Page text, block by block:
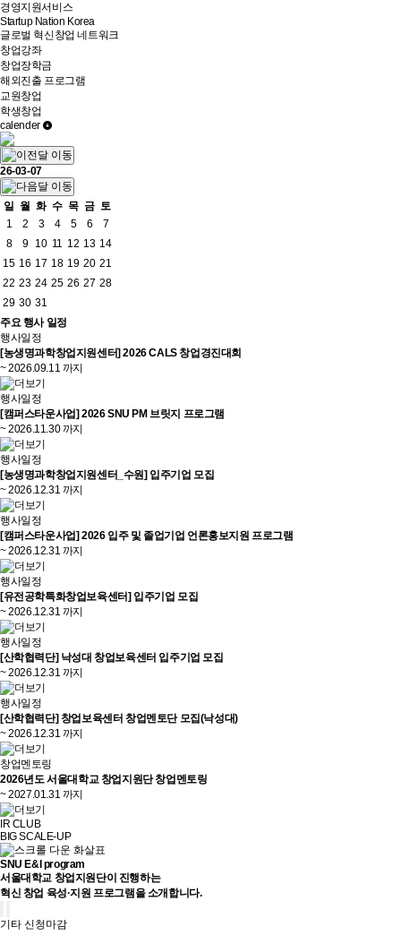
경영지원서비스
Startup Nation Korea
글로벌 혁신창업 네트워크
창업강좌
창업장학금
해외진출 프로그램
교원창업
학생창업
calender
26-03-07
일 월 화 수 목 금 토
1
2 3 4 5 6
7
8
9 10 11 12 13 14
15 16 17 18 19 20 21
22 23 24 25 26 27 28
29 30 31
주요행사 일정
행사일정
[농생명과학창업지원센터] 2026 CALS 창업경진대회
~ 2026.09.11 까지
행사일정
[캠퍼스타운사업] 2026 SNU PM 브릿지 프로그램
~ 2026.11.30 까지
행사일정
[농생명과학창업지원센터_수원] 입주기업 모집
~ 2026.12.31 까지
행사일정
[캠퍼스타운사업] 2026 입주 및 졸업기업 언론홍보지원 프로그램
~ 2026.12.31 까지
행사일정
[유전공학특화창업보육센터] 입주기업 모집
~ 2026.12.31 까지
행사일정
[산학협력단] 낙성대 창업보육센터 입주기업 모집
~ 2026.12.31 까지
행사일정
[산학협력단] 창업보육센터 창업멘토단 모집(낙성대)
~ 2026.12.31 까지
창업멘토링
2026년도 서울대학교 창업지원단 창업멘토링
~ 2027.01.31 까지
IR CLUB
BIG SCALE-UP
SNU E&I program
서울대학교 창업지원단이 진행하는
혁신 창업 육성·지원 프로그램을 소개합니다.
기타 신청마감